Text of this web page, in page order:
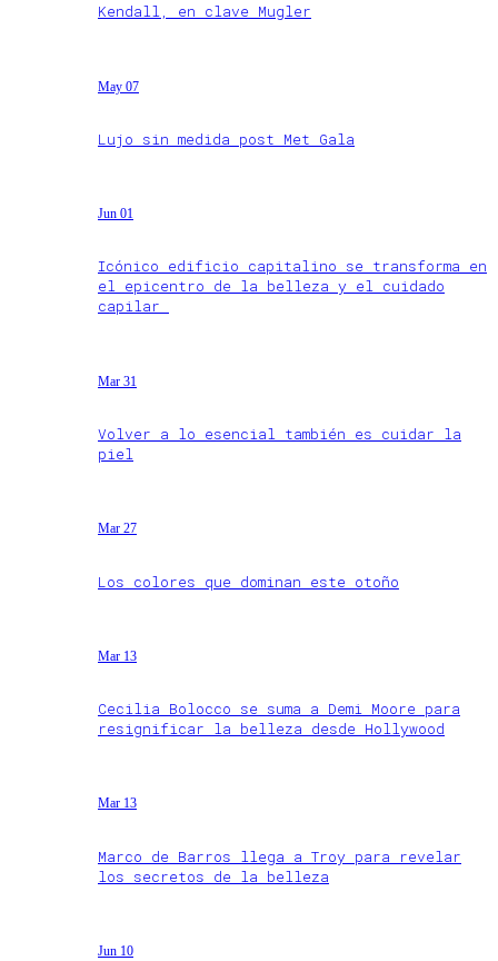
Kendall, en clave Mugler
May 07
Lujo sin medida post Met Gala
Jun 01
Icónico edificio capitalino se transforma en
el epicentro de la belleza y el cuidado
capilar
Mar 31
Volver a lo esencial también es cuidar la
piel
Mar 27
Los colores que dominan este otoño
Mar 13
Cecilia Bolocco se suma a Demi Moore para
resignificar la belleza desde Hollywood
Mar 13
Marco de Barros llega a Troy para revelar
los secretos de la belleza
Jun 10